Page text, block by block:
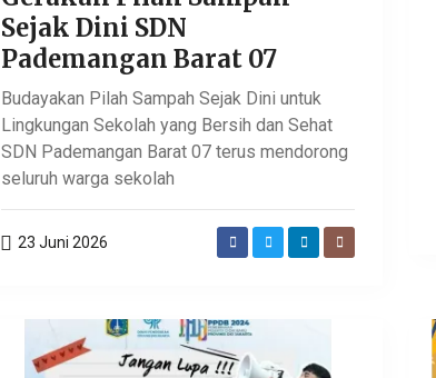
Sejak Dini SDN
Pademangan Barat 07
Budayakan Pilah Sampah Sejak Dini untuk
Lingkungan Sekolah yang Bersih dan Sehat
SDN Pademangan Barat 07 terus mendorong
seluruh warga sekolah
23 Juni 2026